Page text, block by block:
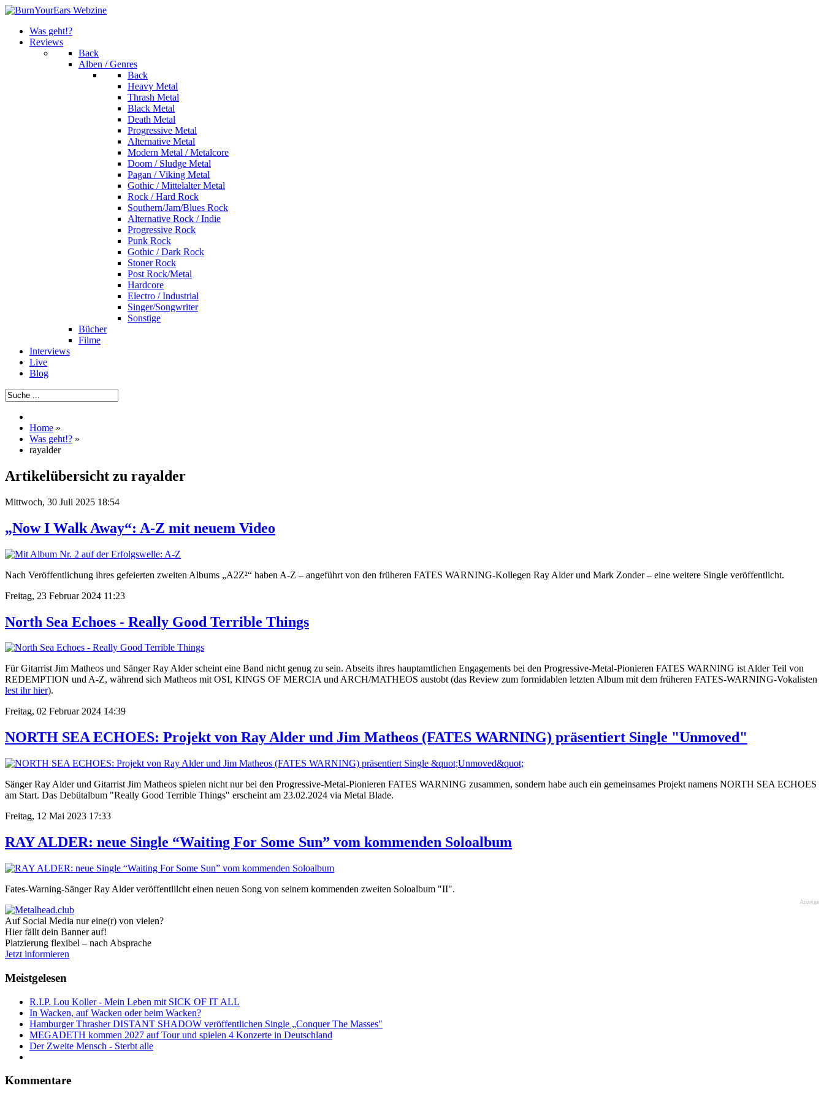
Was geht!?
Reviews
Back
Alben / Genres
Back
Heavy Metal
Thrash Metal
Black Metal
Death Metal
Progressive Metal
Alternative Metal
Modern Metal / Metalcore
Doom / Sludge Metal
Pagan / Viking Metal
Gothic / Mittelalter Metal
Rock / Hard Rock
Southern/Jam/Blues Rock
Alternative Rock / Indie
Progressive Rock
Punk Rock
Gothic / Dark Rock
Stoner Rock
Post Rock/Metal
Hardcore
Electro / Industrial
Singer/Songwriter
Sonstige
Bücher
Filme
Interviews
Live
Blog
Home »
Was geht!? »
rayalder
Artikelübersicht zu rayalder
Mittwoch, 30 Juli 2025 18:54
„Now I Walk Away“: A-Z mit neuem Video
Nach Veröffentlichung ihres gefeierten zweiten Albums „A2Z²“ haben A-Z – angeführt von den früheren FATES WARNING-Kollegen Ray Alder und Mark Zonder – eine weitere Single veröffentlicht.
Freitag, 23 Februar 2024 11:23
North Sea Echoes - Really Good Terrible Things
Für Gitarrist Jim Matheos und Sänger Ray Alder scheint eine Band nicht genug zu sein. Abseits ihres hauptamtlichen Engagements bei den Progressive-Metal-Pionieren FATES WARNING ist Alder Teil von
REDEMPTION und A-Z, während sich Matheos mit OSI, KINGS OF MERCIA und ARCH/MATHEOS austobt (das Review zum formidablen letzten Album mit dem früheren FATES-WARNING-Vokalisten
lest ihr hier).
Freitag, 02 Februar 2024 14:39
NORTH SEA ECHOES: Projekt von Ray Alder und Jim Matheos (FATES WARNING) präsentiert Single "Unmoved"
Sänger Ray Alder und Gitarrist Jim Matheos spielen nicht nur bei den Progressive-Metal-Pionieren FATES WARNING zusammen, sondern habe auch ein gemeinsames Projekt namens NORTH SEA ECHOES
am Start. Das Debütalbum "Really Good Terrible Things" erscheint am 23.02.2024 via Metal Blade.
Freitag, 12 Mai 2023 17:33
RAY ALDER: neue Single “Waiting For Some Sun” vom kommenden Soloalbum
Fates-Warning-Sänger Ray Alder veröffentlilcht einen neuen Song von seinem kommenden zweiten Soloalbum "II".
Anzeige
Auf Social Media nur eine(r) von vielen?
Hier fällt dein Banner auf!
Platzierung flexibel – nach Absprache
Jetzt informieren
Meistgelesen
R.I.P. Lou Koller - Mein Leben mit SICK OF IT ALL
In Wacken, auf Wacken oder beim Wacken?
Hamburger Thrasher DISTANT SHADOW veröffentlichen Single „Conquer The Masses"
MEGADETH kommen 2027 auf Tour und spielen 4 Konzerte in Deutschland
Der Zweite Mensch - Sterbt alle
Kommentare